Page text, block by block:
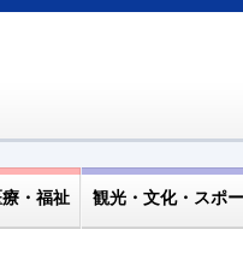
・福祉 観光・文化・スポ